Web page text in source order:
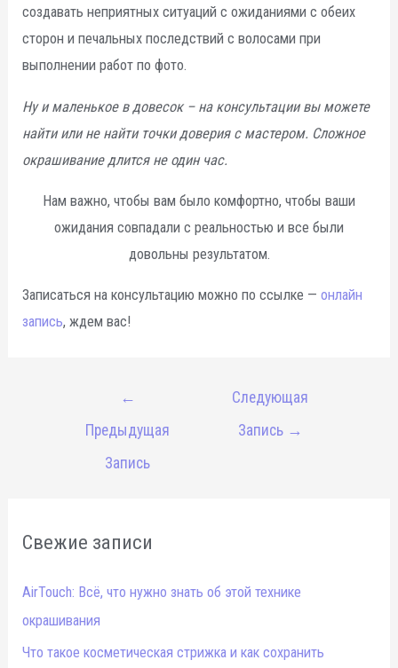
создавать неприятных ситуаций с ожиданиями с обеих
сторон и печальных последствий с волосами при
выполнении работ по фото.
Ну и маленькое в довесок – на консультации вы можете
найти или не найти точки доверия с мастером. Сложное
окрашивание длится не один час.
Нам важно, чтобы вам было комфортно, чтобы ваши
ожидания совпадали с реальностью и все были
довольны результатом.
Записаться на консультацию можно по ссылке —онлайн
запись, ждем вас!
записям
←
Предыдущая
Запись
Следующая
Запись →
Свежие записи
AirTouch: Всё, что нужно знать об этой технике
окрашивания
Что такое косметическая стрижка и как сохранить